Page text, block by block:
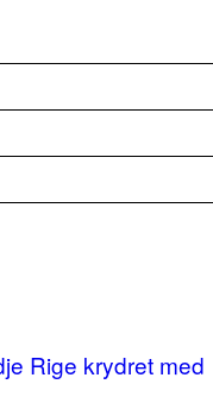
Rige krydret med